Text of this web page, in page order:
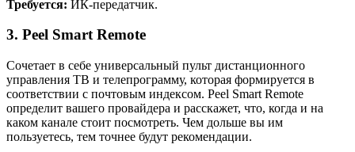
Требуется: ИК-передатчик.
3. Peel Smart Remote
Сочетает в себе универсальный пульт дистанционного
управления ТВ и телепрограмму, которая формируется в
соответствии с почтовым индексом. Peel Smart Remote
определит вашего провайдера и расскажет, что, когда и на
каком канале стоит посмотреть. Чем дольше вы им
пользуетесь, тем точнее будут рекомендации.